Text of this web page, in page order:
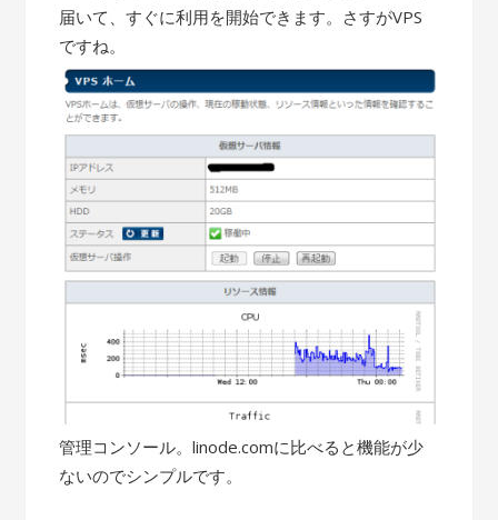
届いて、すぐに利用を開始できます。さすがVPS
ですね。
管理コンソール。linode.comに比べると機能が少
ないのでシンプルです。